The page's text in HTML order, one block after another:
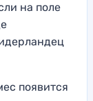
на поле
появится